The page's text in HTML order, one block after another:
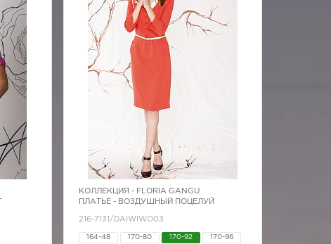
КОЛЛЕКЦИЯ - FLORIA GANGU
ПЛАТЬЕ - ВОЗДУШНЫЙ ПОЦЕЛУЙ
216-7131/DAIWIWO03
164-48 170-80 170-92 170-96